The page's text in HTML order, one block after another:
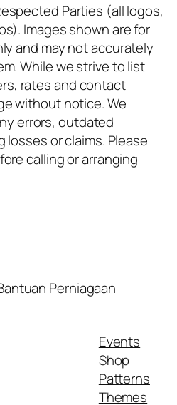
Parties (all logos,
Images shown are for
and may not accurately
While we strive to list
rates and contact
without notice. We
errors, outdated
or claims. Please
calling or arranging
Perniagaan
Events
Shop
Patterns
Themes